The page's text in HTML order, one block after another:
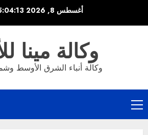
أغسطس 8, 2026 PM
وكالة مينا
وكالة أنباء الشرق الأوسط
القائمة
الرئيسية